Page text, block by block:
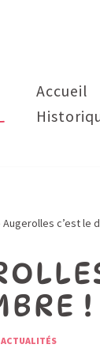
Accueil
Augerolles c’est le
!
ACTUALITÉS